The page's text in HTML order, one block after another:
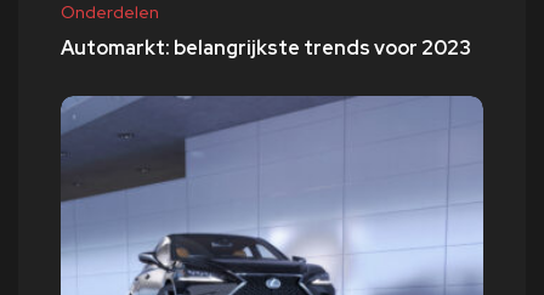
Onderdelen
Automarkt: belangrijkste trends voor 2023